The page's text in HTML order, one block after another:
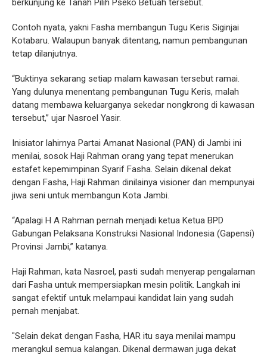
berkunjung ke Tanah Pilih Pseko Betuah tersebut.
Contoh nyata, yakni Fasha membangun Tugu Keris Siginjai
Kotabaru. Walaupun banyak ditentang, namun pembangunan
tetap dilanjutnya.
“Buktinya sekarang setiap malam kawasan tersebut ramai.
Yang dulunya menentang pembangunan Tugu Keris, malah
datang membawa keluarganya sekedar nongkrong di kawasan
tersebut,” ujar Nasroel Yasir.
Inisiator lahirnya Partai Amanat Nasional (PAN) di Jambi ini
menilai, sosok Haji Rahman orang yang tepat menerukan
estafet kepemimpinan Syarif Fasha. Selain dikenal dekat
dengan Fasha, Haji Rahman dinilainya visioner dan mempunyai
jiwa seni untuk membangun Kota Jambi.
“Apalagi H A Rahman pernah menjadi ketua Ketua BPD
Gabungan Pelaksana Konstruksi Nasional Indonesia (Gapensi)
Provinsi Jambi,” katanya.
Haji Rahman, kata Nasroel, pasti sudah menyerap pengalaman
dari Fasha untuk mempersiapkan mesin politik. Langkah ini
sangat efektif untuk melampaui kandidat lain yang sudah
pernah menjabat.
"Selain dekat dengan Fasha, HAR itu saya menilai mampu
merangkul semua kalangan. Dikenal dermawan juga dekat